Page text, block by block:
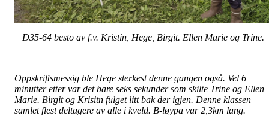
D35-64 besto av f.v. Kristin, Hege, Birgit. Ellen Marie og Trine.
Oppskriftsmessig ble Hege sterkest denne gangen også. Vel 6
minutter etter var det bare seks sekunder som skilte Trine og Ellen
Marie. Birgit og Krisitn fulget litt bak der igjen. Denne klassen
samlet flest deltagere av alle i kveld. B-løypa var 2,3km lang.